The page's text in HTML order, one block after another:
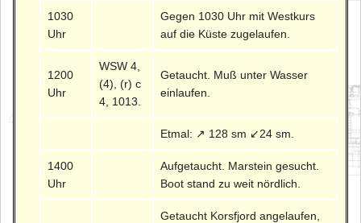
1030
Uhr
Gegen 1030 Uhr mit Westkurs
auf die Küste zugelaufen.
1200
Uhr
WSW 4,
(4), (r) c
4, 1013.
Getaucht. Muß unter Wasser
einlaufen.
Etmal: ↗ 128 sm ↙24 sm.
1400
Uhr
Aufgetaucht. Marstein gesucht.
Boot stand zu weit nördlich.
Getaucht Korsfjord angelaufen,